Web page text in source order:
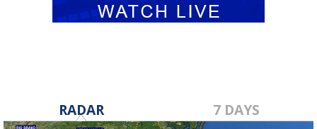
RADAR 7 DAYS